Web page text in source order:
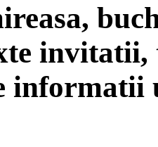
informatii